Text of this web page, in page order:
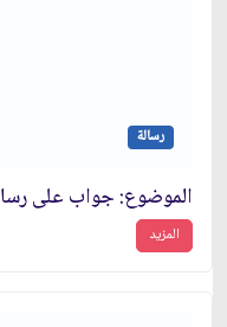
رسالة
الموضوع: جواب على
المزيد